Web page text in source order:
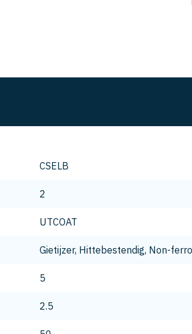
CSELB
2
UTCOAT
Gietijzer, Hittebestendig, Non-
5
2.5